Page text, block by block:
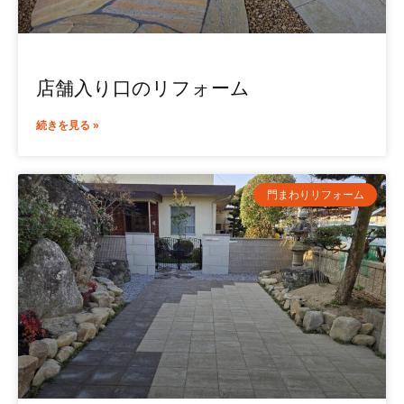
店舗入り口のリフォーム
続きを見る »
門まわりリフォーム